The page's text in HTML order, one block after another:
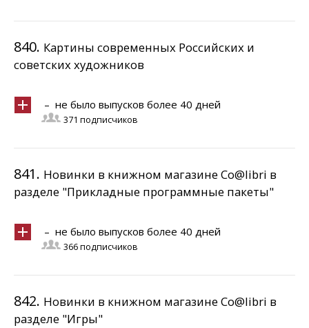
840. Картины современных Российских и
советских художников
– не было выпусков более 40 дней
371 подписчиков
841. Новинки в книжном магазине Co@libri в
разделе "Прикладные программные пакеты"
– не было выпусков более 40 дней
366 подписчиков
842. Новинки в книжном магазине Co@libri в
разделе "Игры"